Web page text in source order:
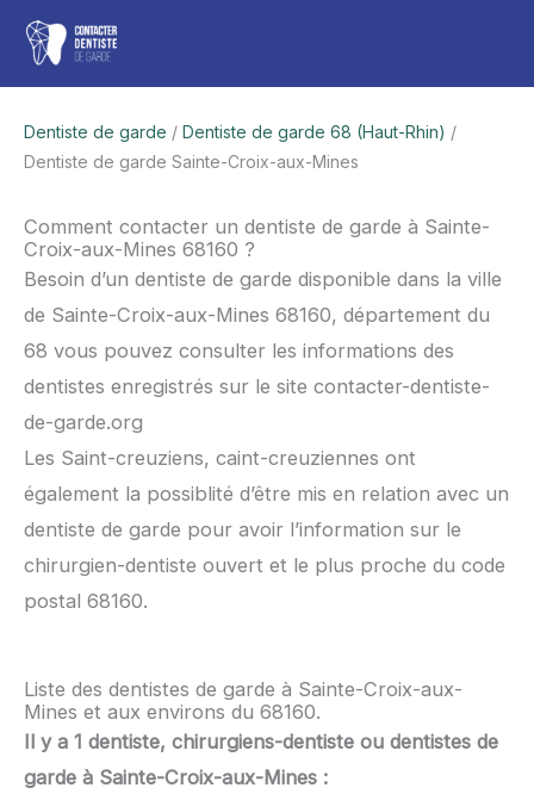
Aller
contenu
Dentiste de garde / Dentiste de garde 68 (Haut-Rhin) /
Dentiste de garde Sainte-Croix-aux-Mines
Comment contacter un dentiste de garde à Sainte-
Croix-aux-Mines 68160 ?
Besoin d’un dentiste de garde disponible dans la ville
de Sainte-Croix-aux-Mines 68160, département du
68 vous pouvez consulter les informations des
dentistes enregistrés sur le site contacter-dentiste-
de-garde.org
Les Saint-creuziens, caint-creuziennes ont
également la possiblité d’être mis en relation avec un
dentiste de garde pour avoir l’information sur le
chirurgien-dentiste ouvert et le plus proche du code
postal 68160.
Liste des dentistes de garde à Sainte-Croix-aux-
Mines et aux environs du 68160.
Il y a 1 dentiste, chirurgiens-dentiste ou dentistes de
garde à Sainte-Croix-aux-Mines :